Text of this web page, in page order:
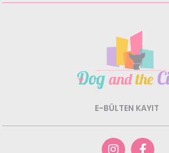
E-BÜLTEN KAYIT